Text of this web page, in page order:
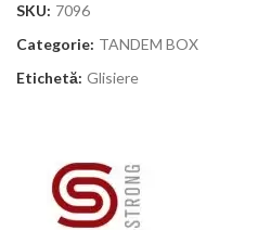
SKU: 7096
Categorie: TANDEM BOX
Etichetă: Glisiere